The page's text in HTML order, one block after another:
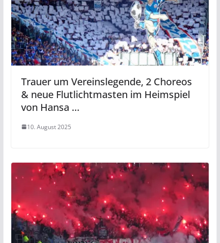
Trauer um Vereinslegende, 2 Choreos
& neue Flutlichtmasten im Heimspiel
von Hansa …
10. August 2025